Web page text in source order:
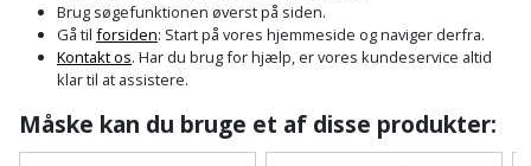
mørtel
Damp-
og
vindspærre
Vinylgulv
Blæselampe
Blindnitter
Arbejdsradio
Bajonetsav
Bajonetsavklinge
Generator
Græstrimmer
Hækkeklipper
Affugter
Bålfad
bålsted
Afdækning
til
malerarbejde
Gulvplejemidler
VVS
Armatur
vandhaner
Beklædning
BørnOutlet
Brug søgefunktionen øverst på siden.
Gå til forsiden: Start på vores hjemmeside og naviger derfra.
Kontakt os. Har du brug for hjælp, er vores kundeservice altid
klar til at assistere.
Måske kan du bruge et af disse produkter: